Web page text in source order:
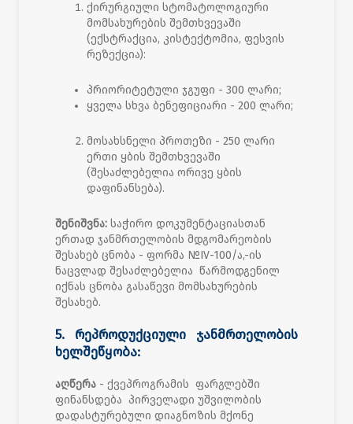
ქირურგიული სტომატოლოგიური
მომსახურების შემთხვევაში
(ექსტრაქცია, კისტექტომია, ფესვის
რეზექცია):
პრიორიტეტული ჯგუფი - 300 ლარი;
ყველა სხვა ბენეფიციარი - 200 ლარი;
მოსახსნელი პროთეზი - 250 ლარი
ერთი ყბის შემთხვევაში
(შესაძლებელია ორივე ყბის
დაფინანსება).
შენიშვნა: საჭირო დოკუმენტაციასთან
ერთად ჯანმრთელობის მდგომარეობის
შესახებ ცნობა - ფორმა №IV-100/ა,-ის
ნაცვლად შესაძლებელია წარმოდგენილ
იქნას ცნობა გასაწევი მომსახურების
შესახებ.
5. რეპროდუქციული ჯანმრთელობის
ხელშეწყობა:
აღწერა - ქვეპროგრამის ფარგლებში
ფინანსდება პირველადი უშვილობის
დადასტურებული დიაგნოზის მქონე